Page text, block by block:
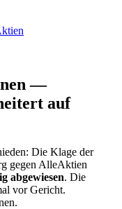
—
auf
Die Klage der
gegen AlleAktien
abgewiesen. Die
vor Gericht.